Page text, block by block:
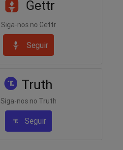
Gettr
Siga-nos no Gettr
Seguir
Truth
Siga-nos no Truth
Seguir